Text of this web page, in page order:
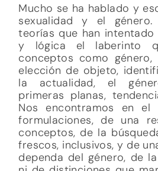
Mucho se ha hablado y
sexualidad y el género.
teorías que han
y lógica el laberinto
conceptos como género,
elección de objeto,
la actualidad, el
primeras planas,
Nos encontramos en el
formulaciones, de una
conceptos, de la
frescos, inclusivos, y de
dependa del género, de